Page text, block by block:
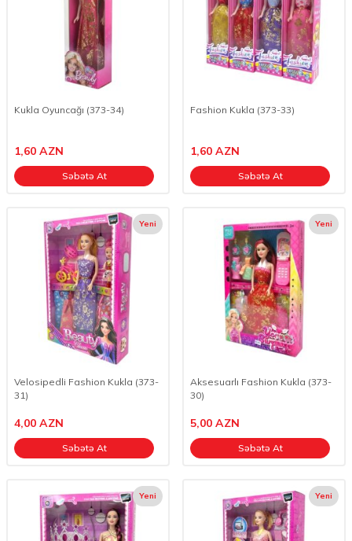
Kukla Oyuncağı (373-34)
1,60 AZN
Səbətə At
Fashion Kukla (373-33)
1,60 AZN
Səbətə At
Yeni
Velosipedli Fashion Kukla (373-
31)
4,00 AZN
Səbətə At
Yeni
Aksesuarlı Fashion Kukla (373-
30)
5,00 AZN
Səbətə At
Yeni Yeni